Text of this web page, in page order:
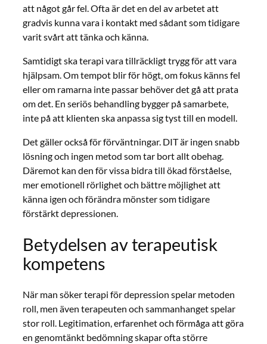
att något går fel. Ofta är det en del av arbetet att
gradvis kunna vara i kontakt med sådant som tidigare
varit svårt att tänka och känna.
Samtidigt ska terapi vara tillräckligt trygg för att vara
hjälpsam. Om tempot blir för högt, om fokus känns fel
eller om ramarna inte passar behöver det gå att prata
om det. En seriös behandling bygger på samarbete,
inte på att klienten ska anpassa sig tyst till en modell.
Det gäller också för förväntningar. DIT är ingen snabb
lösning och ingen metod som tar bort allt obehag.
Däremot kan den för vissa bidra till ökad förståelse,
mer emotionell rörlighet och bättre möjlighet att
känna igen och förändra mönster som tidigare
förstärkt depressionen.
Betydelsen av terapeutisk
kompetens
När man söker terapi för depression spelar metoden
roll, men även terapeuten och sammanhanget spelar
stor roll. Legitimation, erfarenhet och förmåga att göra
en genomtänkt bedömning skapar ofta större